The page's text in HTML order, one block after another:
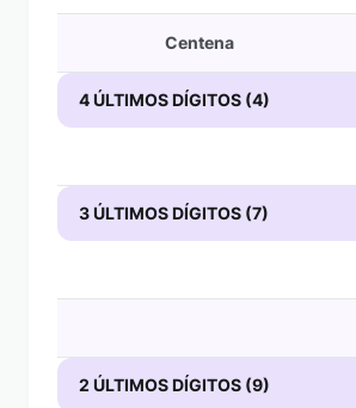
Centena
4 ÚLTIMOS DÍGITOS (4)
3 ÚLTIMOS DÍGITOS (7)
2 ÚLTIMOS DÍGITOS (9)